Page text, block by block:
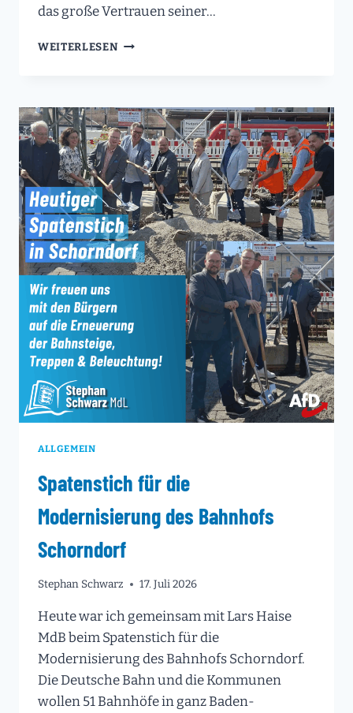
das große Vertrauen seiner…
WEITERLESEN AFD-
WIRD
GEWERKSCHAFTSPOLITISCHER
SPRECHER
ALLGEMEIN
Spatenstich für die
Modernisierung des Bahnhofs
Schorndorf
Stephan Schwarz 17. Juli 2026
Heute war ich gemeinsam mit Lars Haise
MdB beim Spatenstich für die
Modernisierung des Bahnhofs Schorndorf.
Die Deutsche Bahn und die Kommunen
wollen 51 Bahnhöfe in ganz Baden-